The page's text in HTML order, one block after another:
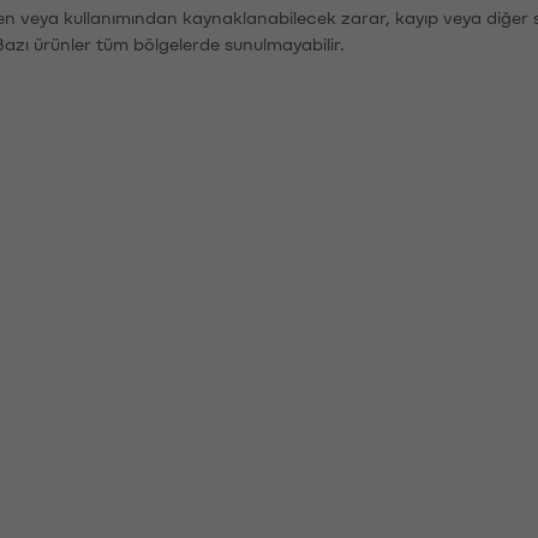
kullanımından kaynaklanabilecek zarar, kayıp veya diğer
ürünler tüm bölgelerde sunulmayabilir.